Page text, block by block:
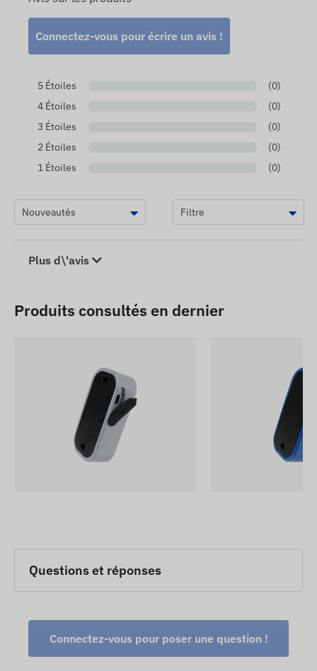
Connectez-vous pour écrire un avis !
5 Étoiles
(0)
4 Étoiles
(0)
3 Étoiles
(0)
2 Étoiles
(0)
1 Étoiles
(0)
Plus d\'avis
Produits consultés en dernier
Questions et réponses
Connectez-vous pour poser une question !